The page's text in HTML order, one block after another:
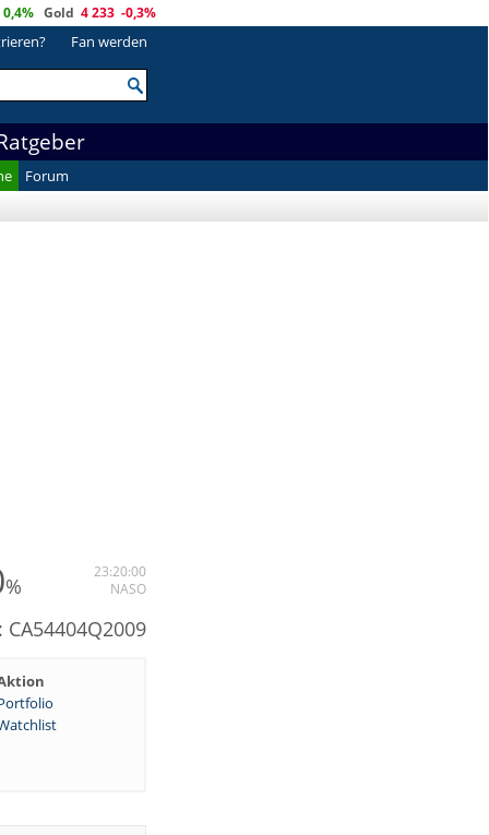
0,4% Gold 4 233 -0,3%
Fan werden
Forum
%
23:20:00
NASO